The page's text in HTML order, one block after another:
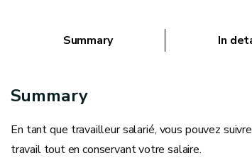
Summary In
Summary
En tant que travailleur salarié, vous pouvez
travail tout en conservant votre salaire.